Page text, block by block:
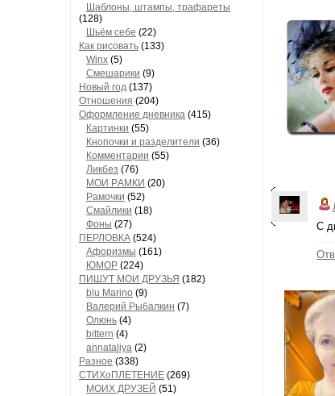
Шaблоны, штaмпы, трaфaреты
(128)
Шьём себе (22)
Как рисовать (133)
Winx (5)
Смешарики (9)
Новый год (137)
Отношения (204)
Оформление дневника (415)
Кaртинки (55)
Кнопочки и рaзделители (36)
Комментaрии (55)
Ликбез (76)
МОИ РAМКИ (20)
Рaмочки (52)
Смaйлики (18)
Фоны (27)
ПЕРЛОВКА (524)
Aфоризмы (161)
ЮМОР (224)
ПИШУТ МОИ ДРУЗЬЯ (182)
blu Marino (9)
Валерий Рыбалкин (7)
Олюнь (4)
bittern (4)
annataliya (2)
Разное (338)
СТИХоПЛЕТЕНИЕ (269)
МОИХ ДРУЗЕЙ (51)
С